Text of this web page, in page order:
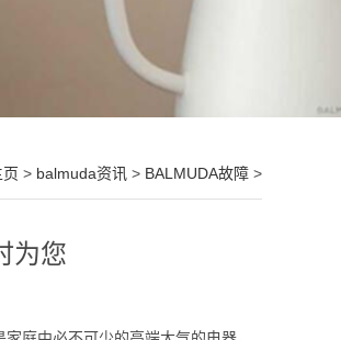
页 > balmuda资讯 > BALMUDA故障 >
为您